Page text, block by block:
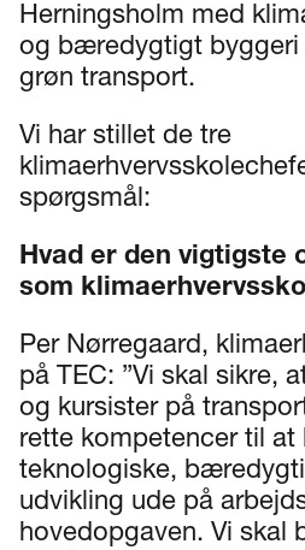
Herningsholm med
og bæredygtigt byggeri
grøn transport.
Vi har stillet de tre
spørgsmål:
Hvad er den vigtigste
som
Per Nørregaard,
på TEC: ”Vi skal sikre,
og kursister på
rette kompetencer til at
teknologiske,
udvikling ude på
hovedopgaven. Vi skal